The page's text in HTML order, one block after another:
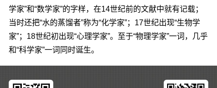
学家”和“数学家”的字样，在14世纪前的文献中就有记载；
当时还把“水的蒸馏者”称为“化学家”；17世纪出现“生物学
家”；18世纪初出现“心理学家”。至于“物理学家”一词，几乎
和“科学家”一词同时诞生。